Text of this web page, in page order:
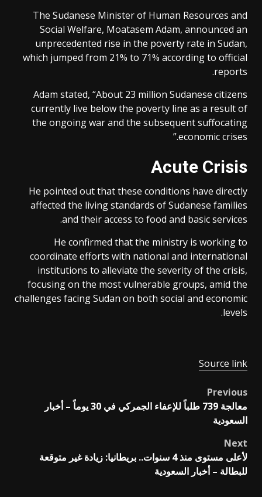
The Sudanese Minister of Human Resources and
Social Welfare, Moatasem Adam, announced an
unprecedented rise in the poverty rate in Sudan,
which jumped from 21% to 71% according to official
reports.
Adam stated, “About 23 million Sudanese citizens
currently live below the poverty line as a result of
the ongoing war and the subsequent suffocating
economic crises.”
Acute Crisis
He pointed out that these conditions have directly
affected the living standards of Sudanese families
and their access to food and basic services.
He confirmed that the ministry is working to
coordinate efforts with national and international
institutions to alleviate the severity of the crisis,
focusing on the most vulnerable groups, amid the
challenges facing Sudan on both social and economic
levels.
Source link
Post
navigation
Previous
معالجة 739 طلباً للإعفاء الجمركي في 30 يوماً – أخبار
السعودية
Next
لأعلى مستوى منذ 4 سنوات.. بريطانيا: زيادة غير متوقعة
للبطالة – أخبار السعودية